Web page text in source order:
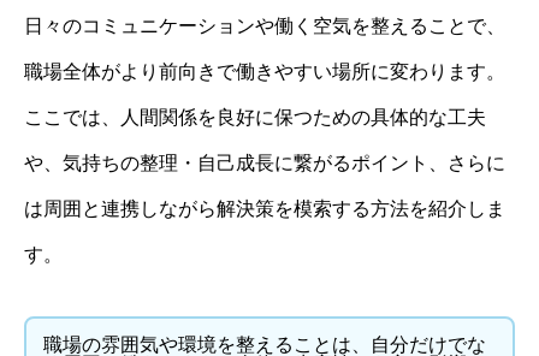
日々のコミュニケーションや働く空気を整えることで、
職場全体がより前向きで働きやすい場所に変わります。
ここでは、人間関係を良好に保つための具体的な工夫
や、気持ちの整理・自己成長に繋がるポイント、さらに
は周囲と連携しながら解決策を模索する方法を紹介しま
す。
職場の雰囲気や環境を整えることは、自分だけでな